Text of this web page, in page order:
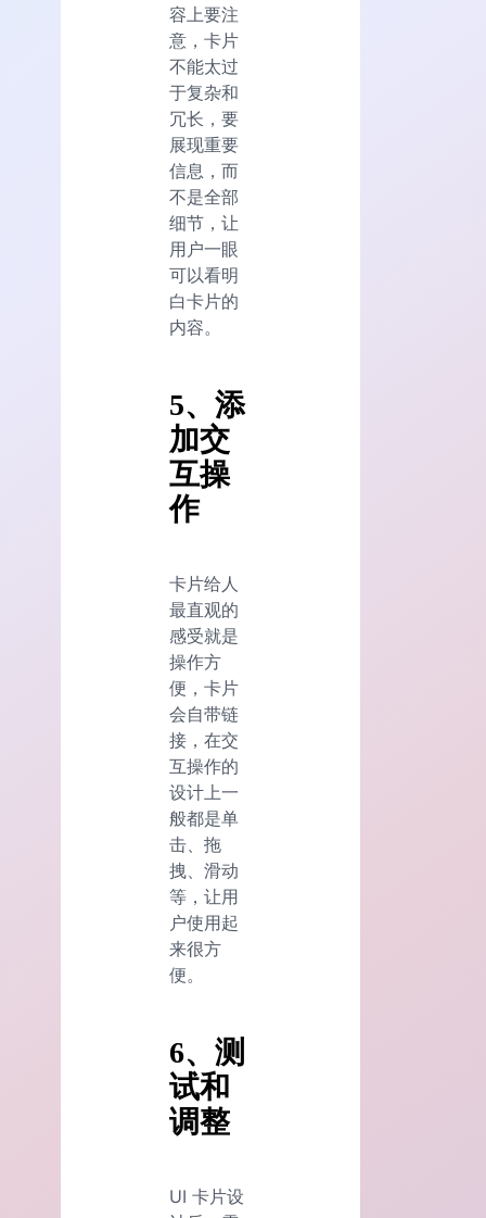
容上要注
意，卡片
不能太过
于复杂和
冗长，要
展现重要
信息，而
不是全部
细节，让
用户一眼
可以看明
白卡片的
内容。
5、添
加交
互操
作
卡片给人
最直观的
感受就是
操作方
便，卡片
会自带链
接，在交
互操作的
设计上一
般都是单
击、拖
拽、滑动
等，让用
户使用起
来很方
便。
6、测
试和
调整
UI 卡片设